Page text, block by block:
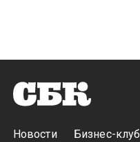
Новости Бизнес-клуб